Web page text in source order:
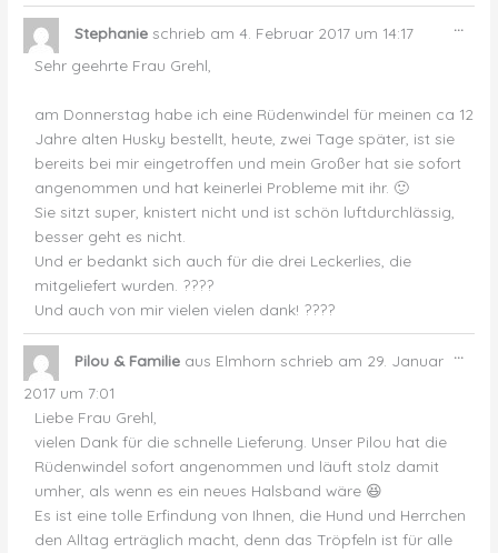
Stephanieschrieb am 4. Februar 2017 um 14:17
Sehr geehrte Frau Grehl,
am Donnerstag habe ich eine Rüdenwindel für meinen ca 12
Jahre alten Husky bestellt, heute, zwei Tage später, ist sie
bereits bei mir eingetroffen und mein Großer hat sie sofort
angenommen und hat keinerlei Probleme mit ihr. 🙂
Sie sitzt super, knistert nicht und ist schön luftdurchlässig,
besser geht es nicht.
Und er bedankt sich auch für die drei Leckerlies, die
mitgeliefert wurden. ????
Und auch von mir vielen vielen dank! ????
...
Pilou & Familie aus Elmhorn schrieb am 29. Januar
2017 um 7:01
Liebe Frau Grehl,
vielen Dank für die schnelle Lieferung. Unser Pilou hat die
Rüdenwindel sofort angenommen und läuft stolz damit
umher, als wenn es ein neues Halsband wäre 😆
Es ist eine tolle Erfindung von Ihnen, die Hund und Herrchen
den Alltag erträglich macht, denn das Tröpfeln ist für alle
...